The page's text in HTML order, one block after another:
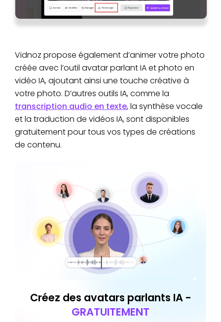
Vidnoz propose également d’animer votre photo
créée avec l’outil avatar parlant IA et photo en
vidéo IA, ajoutant ainsi une touche créative à
votre photo. D’autres outils IA, comme la
transcription audio en texte, la synthèse vocale
et la traduction de vidéos IA, sont disponibles
gratuitement pour tous vos types de créations
de contenu.
Créez des avatars parlants IA -
GRATUITEMENT